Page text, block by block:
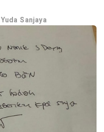
Yuda Sanjaya